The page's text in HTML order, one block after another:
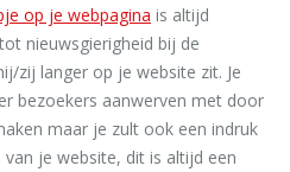
op je webpagina is altijd
nieuwsgierigheid bij de
zij langer op je website zit. Je
bezoekers aanwerven met door
maar je zult ook een indruk
je website, dit is altijd een